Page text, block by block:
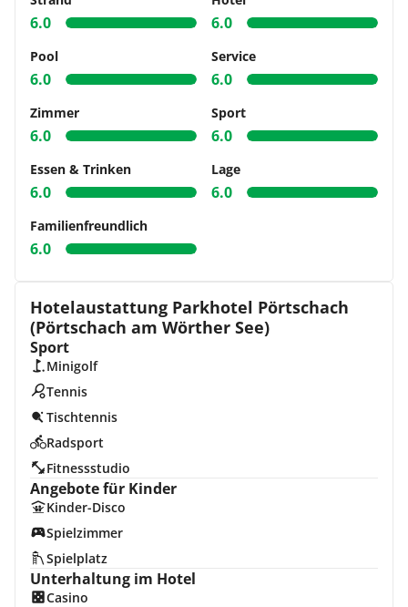
6.0 6.0
Pool
6.0
Service
6.0
Zimmer
6.0
Sport
6.0
Essen & Trinken
6.0
Lage
6.0
Familienfreundlich
6.0
Hotelaustattung Parkhotel Pörtschach
(Pörtschach am Wörther See)
Sport
Minigolf
Tennis
Tischtennis
Radsport
Fitnessstudio
Angebote für Kinder
Kinder-Disco
Spielzimmer
Spielplatz
Unterhaltung im Hotel
Casino